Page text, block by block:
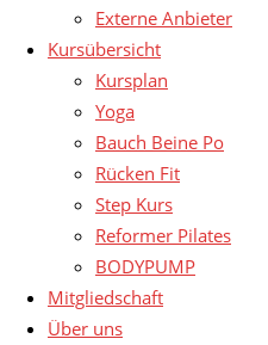
Externe Anbieter
Kursübersicht
Kursplan
Yoga
Bauch Beine Po
Rücken Fit
Step Kurs
Reformer Pilates
BODYPUMP
Mitgliedschaft
Über uns